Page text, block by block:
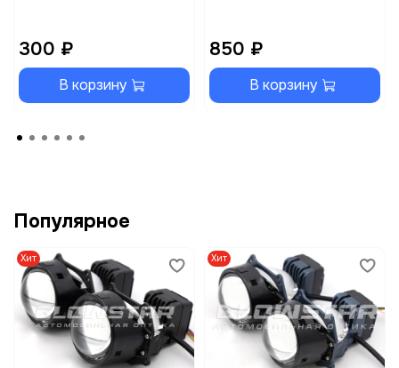
300 ₽
В корзину
850 ₽
В корзину
Популярное
Хит Хит